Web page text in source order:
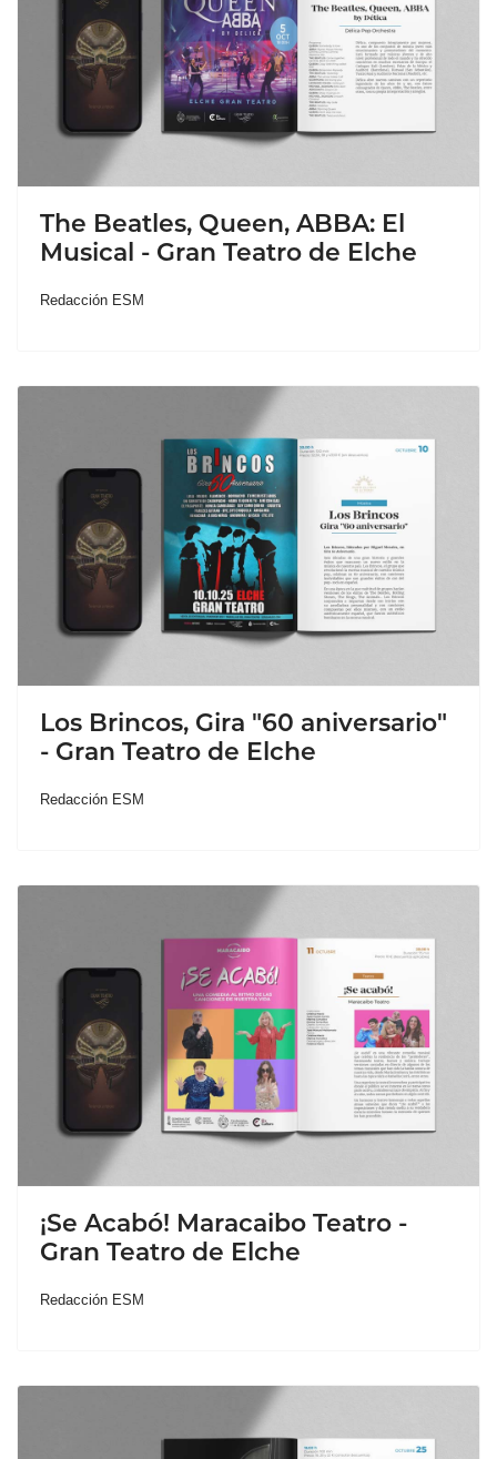
The Beatles, Queen, ABBA: El
Musical - Gran Teatro de Elche
Redacción ESM
Los Brincos, Gira "60 aniversario"
- Gran Teatro de Elche
Redacción ESM
¡Se Acabó! Maracaibo Teatro -
Gran Teatro de Elche
Redacción ESM